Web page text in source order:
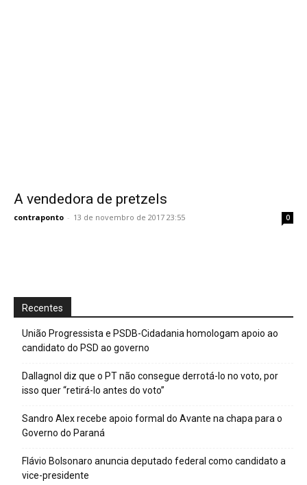
A vendedora de pretzels
contraponto - 13 de novembro de 2017 23:55 0
Recentes
União Progressista e PSDB-Cidadania homologam apoio ao
candidato do PSD ao governo
Dallagnol diz que o PT não consegue derrotá-lo no voto, por
isso quer “retirá-lo antes do voto”
Sandro Alex recebe apoio formal do Avante na chapa para o
Governo do Paraná
Flávio Bolsonaro anuncia deputado federal como candidato a
vice-presidente